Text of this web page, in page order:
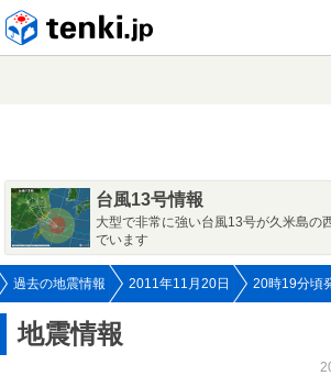
台風13号情報
大型で非常に強い台風13号が久米島の
でいます
過去の地震情報 2011年11月20日 20時19分頃
地震情報